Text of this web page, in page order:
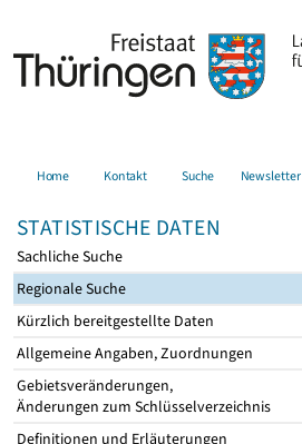
Home Kontakt Suche Newsletter
STATISTISCHE DATEN
Sachliche Suche
Regionale Suche
Kürzlich bereitgestellte Daten
Allgemeine Angaben, Zuordnungen
Gebietsveränderungen,
Änderungen zum Schlüsselverzeichnis
Definitionen und Erläuterungen